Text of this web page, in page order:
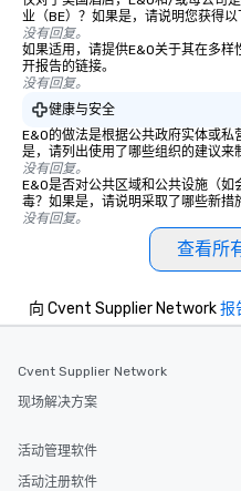
业（BE）？如果是，请说明您获得以
没有回复。
如果适用，请提供E&O关于其在多
开报告的链接。
没有回复。
健康与安全
E&O的做法是根据公共政府实体或
是，请列出使用了哪些组织的建议来
没有回复。
E&O是否对公共区域和公共设施（
毒？如果是，请说明采取了哪些新措
没有回复。
查看所
向 Cvent Supplier Network报
Cvent Supplier Network
现场解决方案
活动管理软件
活动注册软件